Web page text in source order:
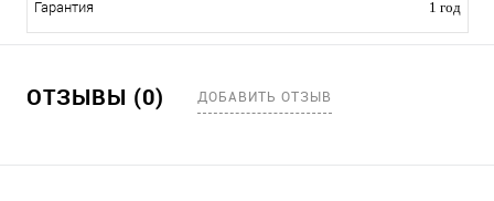
Гарантия 1 год
ОТЗЫВЫ (0) ДОБАВИТЬ ОТЗЫВ